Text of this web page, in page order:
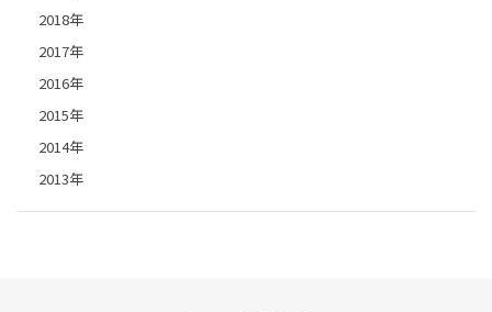
2018年
2017年
2016年
2015年
2014年
2013年